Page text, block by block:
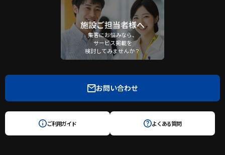
施設ご担当者様へ
集客にお悩みなら、
サービス掲載を
検討してみませんか？
お問い合わせ
ご利用ガイド よくある質問